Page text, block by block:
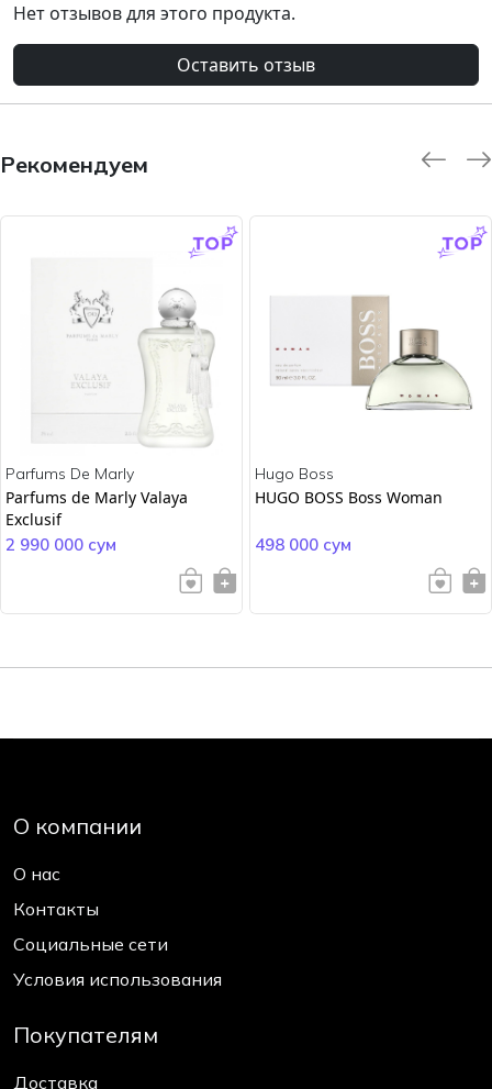
Нет отзывов для этого продукта.
Оставить отзыв
Рекомендуем
Parfums De Marly
Parfums de Marly Valaya
Exclusif
2 990 000 сум
Hugo Boss
HUGO BOSS Boss Woman
498 000 сум
О компании
О нас
Контакты
Социальные сети
Условия использования
Покупателям
Доставка